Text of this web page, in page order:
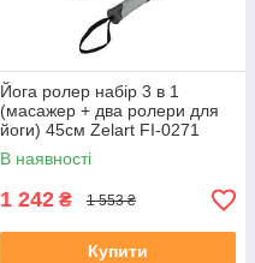
Йога ролер набір 3 в 1
(масажер + два ролери для
йоги) 45см Zelart FI-0271
В наявності
1 242 ₴ 1 553 ₴
Купити